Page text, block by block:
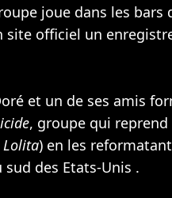
joue dans les bars
site officiel un
et un de ses amis
, groupe qui reprend
) en les
des Etats-Unis .